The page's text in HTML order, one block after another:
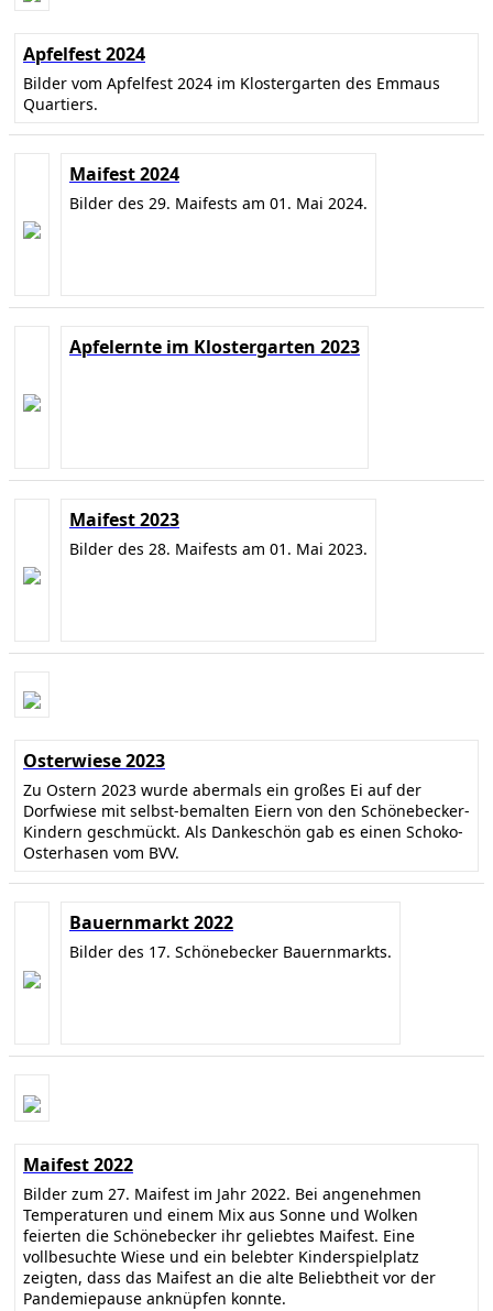
Apfelfest 2024
Bilder vom Apfelfest 2024 im Klostergarten des Emmaus
Quartiers.
Maifest 2024
Bilder des 29. Maifests am 01. Mai 2024.
Apfelernte im Klostergarten 2023
Maifest 2023
Bilder des 28. Maifests am 01. Mai 2023.
Osterwiese 2023
Zu Ostern 2023 wurde abermals ein großes Ei auf der
Dorfwiese mit selbst-bemalten Eiern von den Schönebecker-
Kindern geschmückt. Als Dankeschön gab es einen Schoko-
Osterhasen vom BVV.
Bauernmarkt 2022
Bilder des 17. Schönebecker Bauernmarkts.
Maifest 2022
Bilder zum 27. Maifest im Jahr 2022. Bei angenehmen
Temperaturen und einem Mix aus Sonne und Wolken
feierten die Schönebecker ihr geliebtes Maifest. Eine
vollbesuchte Wiese und ein belebter Kinderspielplatz
zeigten, dass das Maifest an die alte Beliebtheit vor der
Pandemiepause anknüpfen konnte.